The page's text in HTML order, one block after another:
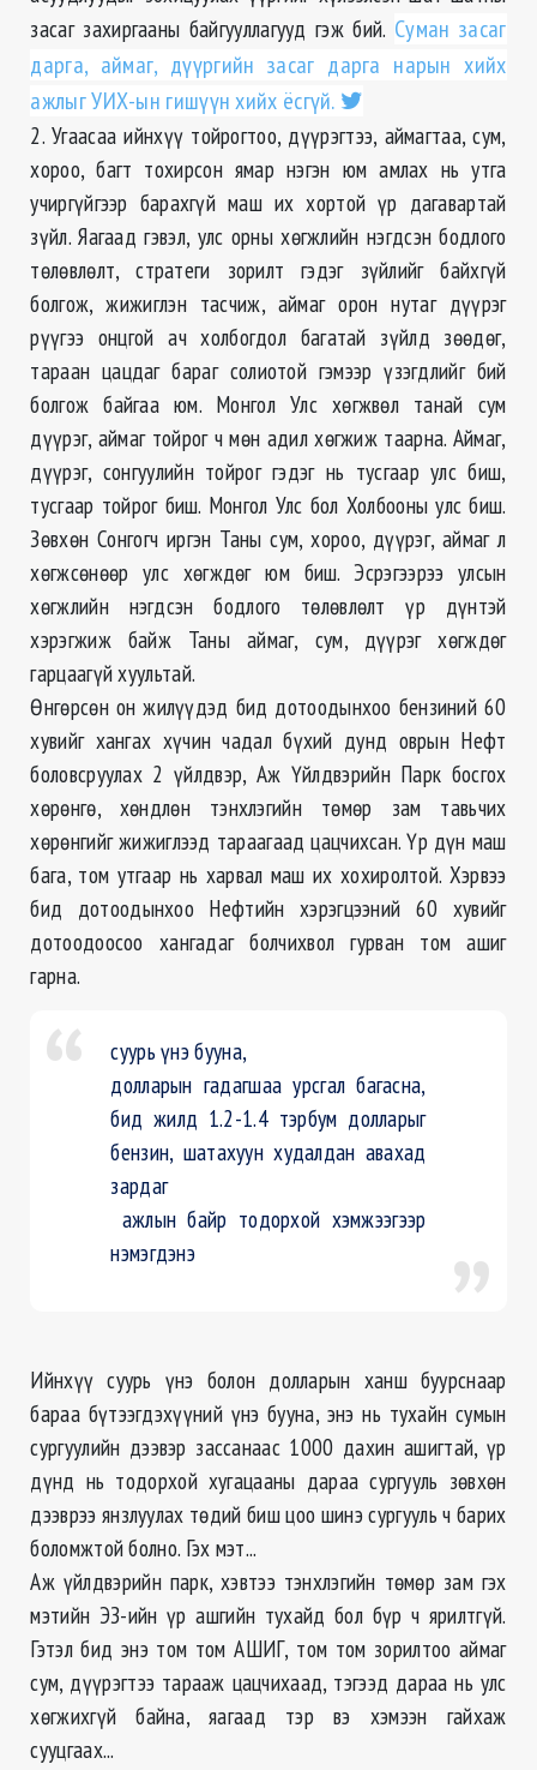
засаг захиргааны байгууллагууд гэж бий. Суман засаг
дарга, аймаг, дүүргийн засаг дарга нарын хийх
ажлыг УИХ-ын гишүүн хийх ёсгүй.
2. Угаасаа ийнхүү тойрогтоо, дүүрэгтээ, аймагтаа, сум,
хороо, багт тохирсон ямар нэгэн юм амлах нь утга
учиргүйгээр барахгүй маш их хортой үр дагавартай
зүйл. Яагаад гэвэл, улс орны хөгжлийн нэгдсэн бодлого
төлөвлөлт, стратеги зорилт гэдэг зүйлийг байхгүй
болгож, жижиглэн тасчиж, аймаг орон нутаг дүүрэг
рүүгээ онцгой ач холбогдол багатай зүйлд зөөдөг,
тараан цацдаг бараг солиотой гэмээр үзэгдлийг бий
болгож байгаа юм. Монгол Улс хөгжвөл танай сум
дүүрэг, аймаг тойрог ч мөн адил хөгжиж таарна. Аймаг,
дүүрэг, сонгуулийн тойрог гэдэг нь тусгаар улс биш,
тусгаар тойрог биш. Монгол Улс бол Холбооны улс биш.
Зөвхөн Сонгогч иргэн Таны сум, хороо, дүүрэг, аймаг л
хөгжсөнөөр улс хөгждөг юм биш. Эсрэгээрээ улсын
хөгжлийн нэгдсэн бодлого төлөвлөлт үр дүнтэй
хэрэгжиж байж Таны аймаг, сум, дүүрэг хөгждөг
гарцаагүй хуультай.
Өнгөрсөн он жилүүдэд бид дотоодынхоо бензиний 60
хувийг хангах хүчин чадал бүхий дунд оврын Нефт
боловсруулах 2 үйлдвэр, Аж Үйлдвэрийн Парк босгох
хөрөнгө, хөндлөн тэнхлэгийн төмөр зам тавьчих
хөрөнгийг жижиглээд тараагаад цацчихсан. Үр дүн маш
бага, том утгаар нь харвал маш их хохиролтой. Хэрвээ
бид дотоодынхоо Нефтийн хэрэгцээний 60 хувийг
дотоодоосоо хангадаг болчихвол гурван том ашиг
гарна.
суурь үнэ бууна,
долларын гадагшаа урсгал багасна,
бид жилд 1.2-1.4 тэрбум долларыг
бензин, шатахуун худалдан авахад
зардаг
ажлын байр тодорхой хэмжээгээр
нэмэгдэнэ
Ийнхүү суурь үнэ болон долларын ханш буурснаар
бараа бүтээгдэхүүний үнэ бууна, энэ нь тухайн сумын
сургуулийн дээвэр зассанаас 1000 дахин ашигтай, үр
дүнд нь тодорхой хугацааны дараа сургууль зөвхөн
дээврээ янзлуулах төдий биш цоо шинэ сургууль ч барих
боломжтой болно. Гэх мэт...
Аж үйлдвэрийн парк, хэвтээ тэнхлэгийн төмөр зам гэх
мэтийн ЭЗ-ийн үр ашгийн тухайд бол бүр ч ярилтгүй.
Гэтэл бид энэ том том АШИГ, том том зорилтоо аймаг
сум, дүүрэгтээ тарааж цацчихаад, тэгээд дараа нь улс
хөгжихгүй байна, яагаад тэр вэ хэмээн гайхаж
сууцгаах...